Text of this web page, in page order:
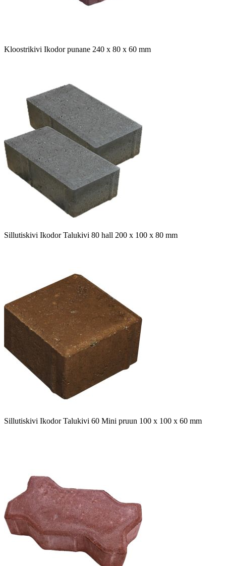
Kloostrikivi Ikodor punane 240 x 80 x 60 mm
Sillutiskivi Ikodor Talukivi 80 hall 200 x 100 x 80 mm
Sillutiskivi Ikodor Talukivi 60 Mini pruun 100 x 100 x 60 mm